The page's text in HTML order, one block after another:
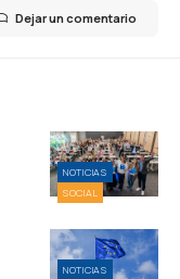
Dejar un comentario
NOTICIAS
SOCIAL
NOTICIAS